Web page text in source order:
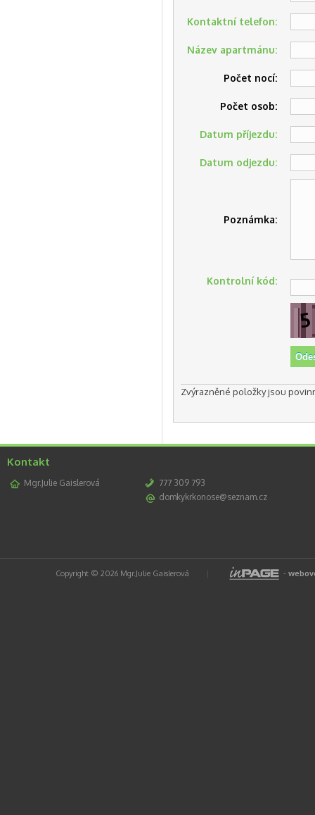
Kontaktní telefon:
Název apartmánu:
Počet nocí:
Počet osob:
Datum příjezdu:
Datum odjezdu:
Poznámka:
Kontrolní kód:
Zvýrazněné položky jsou
Kontakt
Mgr.Julie Gaislerová
777 309 793
domkykrkonose@seznam.cz
Copyright © 2026 Mgr.Julie Gaislerová | -